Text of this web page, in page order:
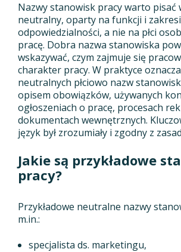
Nazwy stanowisk pracy warto pisać
neutralny, oparty na funkcji i
odpowiedzialności, a nie na płci
pracę. Dobra nazwa stanowiska
wskazywać, czym zajmuje się
charakter pracy. W praktyce
neutralnych płciowo nazw
opisem obowiązków, używanych
ogłoszeniach o pracę, procesach
dokumentach wewnętrznych.
język był zrozumiały i zgodny z
Jakie są przykładowe
pracy?
Przykładowe neutralne nazwy
m.in.:
specjalista ds. marketingu,